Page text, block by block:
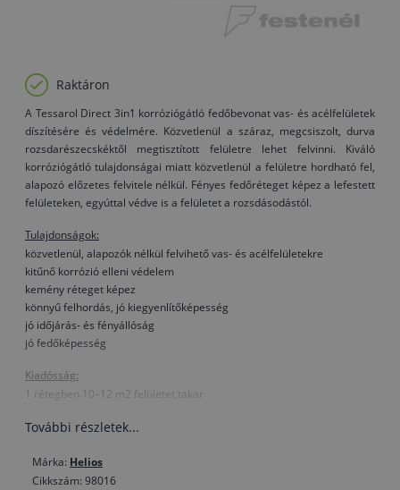
Raktáron
A Tessarol Direct 3in1 korróziógátló fedőbevonat vas- és acélfelületek
díszítésére és védelmére. Közvetlenül a száraz, megcsiszolt, durva
rozsdarészecskéktől megtisztított felületre lehet felvinni. Kiváló
korróziógátló tulajdonságai miatt közvetlenül a felületre hordható fel,
alapozó előzetes felvitele nélkül. Fényes fedőréteget képez a lefestett
felületeken, egyúttal védve is a felületet a rozsdásodástól.
Tulajdonságok:
közvetlenül, alapozók nélkül felvihető vas- és acélfelületekre
kitűnő korrózió elleni védelem
kemény réteget képez
könnyű felhordás, jó kiegyenlítőképesség
jó időjárás- és fényállóság
jó fedőképesség
Kiadósság:
1 rétegben 10–12 m2 felületet takar
További részletek...
Márka: Helios
Cikkszám: 98016